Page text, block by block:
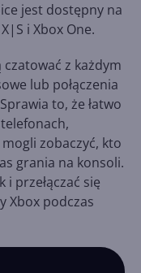
jest dostępny na
i Xbox One.
z każdym
lub połączenia
to, że łatwo
zobaczyć, kto
grania na konsoli.
przełączać się
Xbox podczas